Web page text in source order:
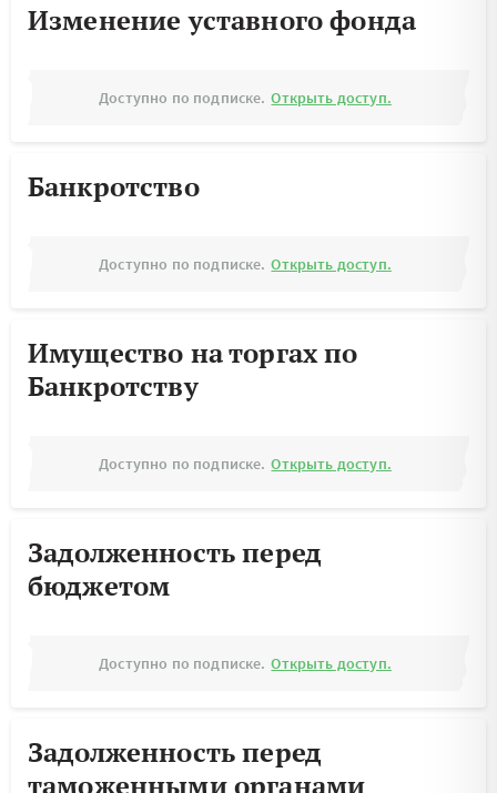
Изменение уставного фонда
Доступно по подписке. Открыть доступ.
Банкротство
Доступно по подписке. Открыть доступ.
Имущество на торгах по
Банкротству
Доступно по подписке. Открыть доступ.
Задолженность перед
бюджетом
Доступно по подписке. Открыть доступ.
Задолженность перед
таможенными органами